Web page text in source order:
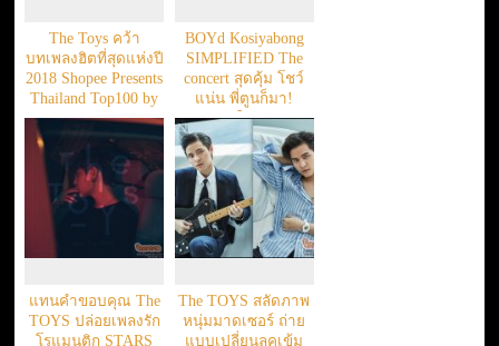
The Toys คว้า
บทเพลงฮิตที่สุดแห่งปี
2018 Shopee Presents
Thailand Top100 by
JOOX
BOYd Kosiyabong
SIMPLIFIED The
concert สุดคุ้ม โชว์
แน่น พี่ตูนก็มา!
ประทับใจทุกช่วง
แทนคำขอบคุณ The
TOYS ปล่อยเพลงรัก
โรแมนติก STARS
The TOYS สลัดภาพ
หนุ่มมาดเซอร์ ถ่าย
แบบเปลี่ยนลุคเข้ม